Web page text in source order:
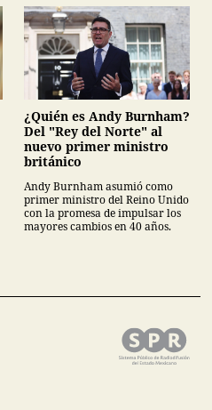
¿Quién es Andy Burnham?
Del "Rey del Norte" al
nuevo primer ministro
británico
Andy Burnham asumió como
primer ministro del Reino Unido
con la promesa de impulsar los
mayores cambios en 40 años.